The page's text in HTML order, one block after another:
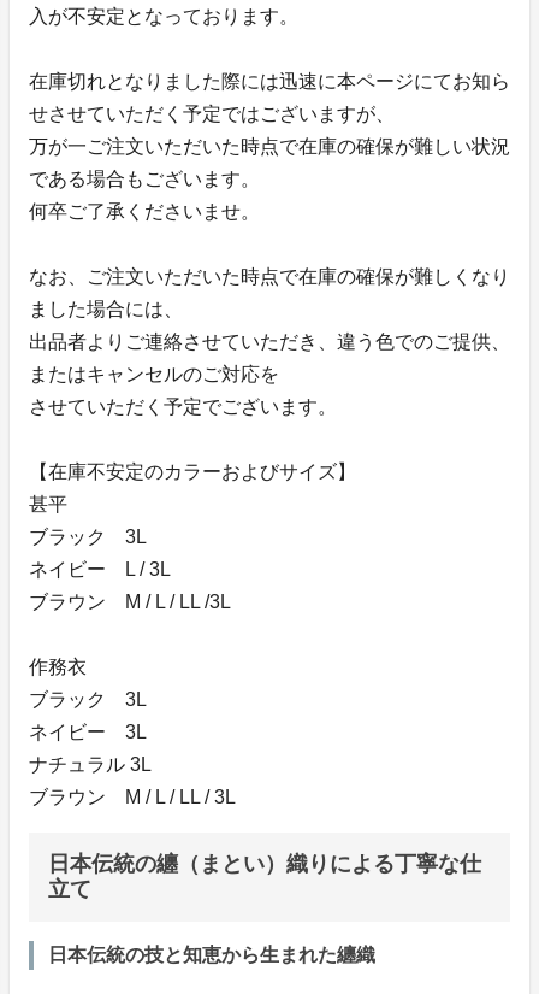
入が不安定となっております。
在庫切れとなりました際には迅速に本ページにてお知ら
せさせていただく予定ではございますが、
万が一ご注文いただいた時点で在庫の確保が難しい状況
である場合もございます。
何卒ご了承くださいませ。
なお、ご注文いただいた時点で在庫の確保が難しくなり
ました場合には、
出品者よりご連絡させていただき、違う色でのご提供、
またはキャンセルのご対応を
させていただく予定でございます。
【在庫不安定のカラーおよびサイズ】
甚平
ブラック 3L
ネイビー L / 3L
ブラウン M / L / LL /3L
作務衣
ブラック 3L
ネイビー 3L
ナチュラル 3L
ブラウン M / L / LL / 3L
日本伝統の纏（まとい）織りによる丁寧な仕
立て
日本伝統の技と知恵から生まれた纏織